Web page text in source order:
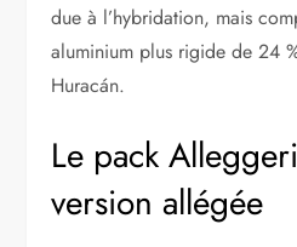
due à l’hybridation, mais
aluminium plus rigide de 24
Huracán.
Le pack
version allégée